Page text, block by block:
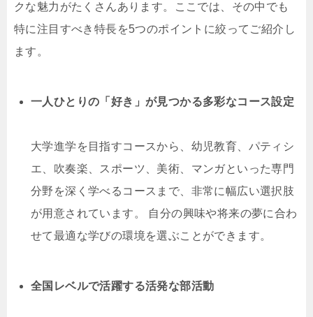
クな魅力がたくさんあります。ここでは、その中でも
特に注目すべき特長を5つのポイントに絞ってご紹介し
ます。
一人ひとりの「好き」が見つかる多彩なコース設定
大学進学を目指すコースから、幼児教育、パティシ
エ、吹奏楽、スポーツ、美術、マンガといった専門
分野を深く学べるコースまで、非常に幅広い選択肢
が用意されています。 自分の興味や将来の夢に合わ
せて最適な学びの環境を選ぶことができます。
全国レベルで活躍する活発な部活動